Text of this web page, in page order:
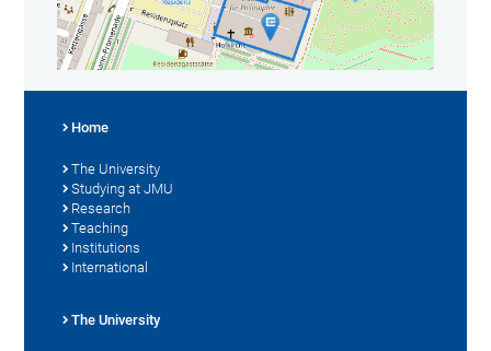
Home
The University
Studying at JMU
Research
Teaching
Institutions
International
The University